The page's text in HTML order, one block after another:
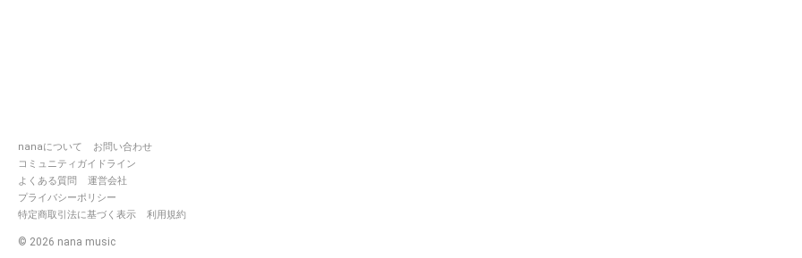
nanaについて
お問い合わせ
コミュニティガイドライン
よくある質問
運営会社
プライバシーポリシー
特定商取引法に基づく表示
利用規約
© 2026 nana music